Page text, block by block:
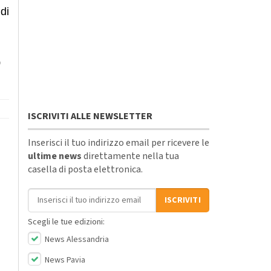
ISCRIVITI ALLE NEWSLETTER
Inserisci il tuo indirizzo email per ricevere le
ultime newsdirettamente nella tua
casella di posta elettronica.
Indirizzo email
ISCRIVITI
Scegli le tue edizioni:
News Alessandria
News Pavia